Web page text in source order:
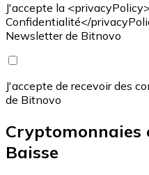
J'accepte la
Confidentialité</
Newsletter de Bitnovo
J'accepte de recevoir des
de Bitnovo
Cryptomonnaies
Baisse